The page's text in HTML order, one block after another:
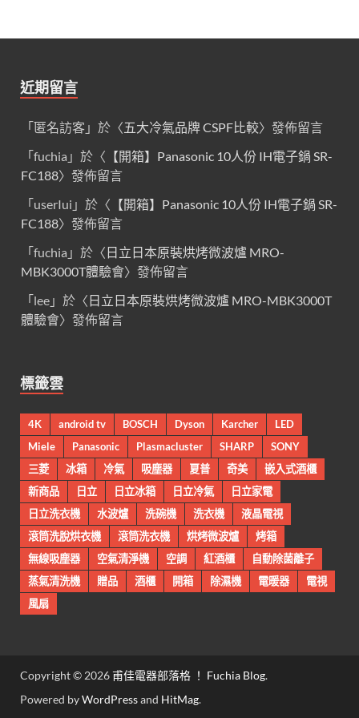
近期留言
「匿名訪客 」於〈五大冷氣品牌 CSPF比較〉發佈留言
「fuchia 」於〈 【開箱】Panasonic 10人份 IH電子鍋 SR-
FC188〉發佈留言
「userIui 」於〈 【開箱】Panasonic 10人份 IH電子鍋 SR-
FC188〉發佈留言
「fuchia 」於〈日立日本原裝烘烤微波爐 MRO-
MBK3000T體驗會〉發佈留言
「lee 」於〈日立日本原裝烘烤微波爐 MRO-MBK3000T
體驗會〉發佈留言
標籤雲
4K android tv BOSCH Dyson Karcher
LED
Miele
Panasonic Plasmacluster SHARP
SONY
三菱
冰箱 冷氣 吸塵器 夏普 奇美
嵌入式酒櫃
新商品
日立 日立冰箱 日立冷氣
日立家電
日立洗衣機
水波爐 洗碗機 洗衣機
液晶電視
滾筒洗脫烘衣機
滾筒洗衣機 烘烤微波爐
烤箱
無線吸塵器
空氣清淨機 空調 紅酒櫃
自動除菌離子
蒸氣清洗機
贈品 酒櫃 開箱 除濕機 電暖器
電視
風扇
Copyright © 2026甫佳電器部落格 ！ Fuchia Blog.
Powered byWordPressand HitMag.